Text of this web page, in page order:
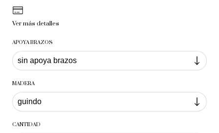
Ver más detalles
APOYA BRAZOS
MADERA
CANTIDAD